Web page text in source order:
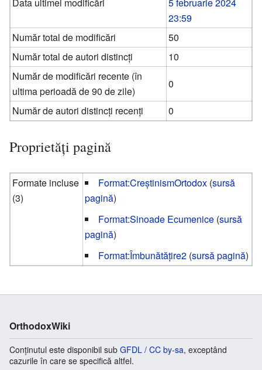
23:59
Număr total de modificări
50
Număr total de autori distincți
10
Număr de modificări recente (în
ultima perioadă de 90 de zile)
0
Număr de autori distincți recenți
0
Proprietăți pagină
Formate incluse
(3)
Format:CreștinismOrtodox (sursă
pagină)
Format:Sinoade Ecumenice (sursă
pagină)
Format:Îmbunătățire2 (sursă pagină)
OrthodoxWiki
Conținutul este disponibil sub GFDL / CC by-sa, exceptând
cazurile în care se specifică altfel.